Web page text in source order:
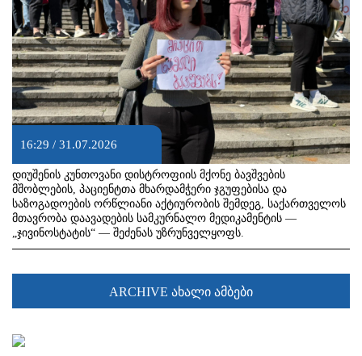
16:29 / 31.07.2026
დიუშენის კუნთოვანი დისტროფიის მქონე ბავშვების
მშობლების, პაციენტთა მხარდამჭერი ჯგუფებისა და
საზოგადოების ორწლიანი აქტიურობის შემდეგ, საქართველოს
მთავრობა დაავადების სამკურნალო მედიკამენტის —
„ჯივინოსტატის“ — შეძენას უზრუნველყოფს.
ARCHIVE ახალი ამბები